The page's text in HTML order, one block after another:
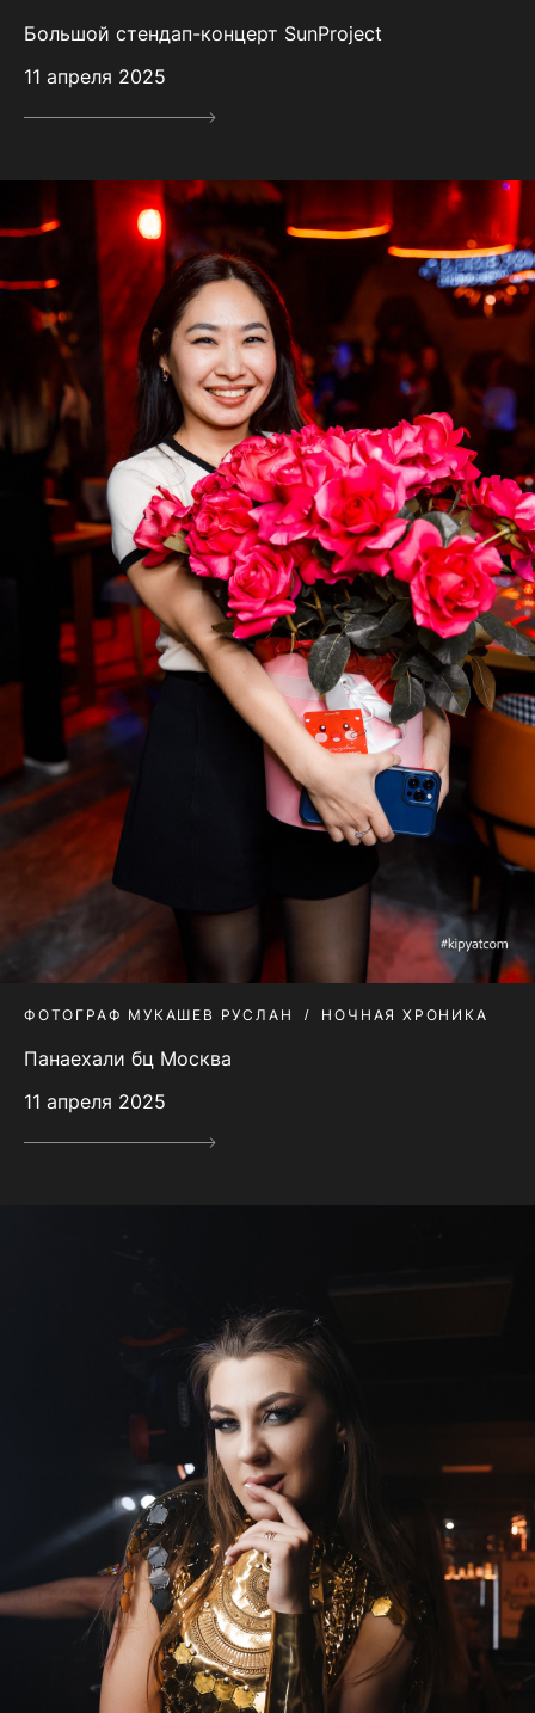
Большой стендап-концерт SunProject
11 апреля 2025
ФОТОГРАФ МУКАШЕВ РУСЛАН НОЧНАЯ ХРОНИКА
Панаехали бц Москва
11 апреля 2025